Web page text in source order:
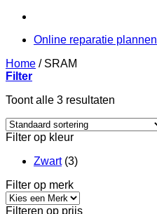
Online reparatie plannen
Home /SRAM
Filter
Toont alle 3 resultaten
Filter op kleur
Zwart (3)
Filter op merk
Filteren op prijs